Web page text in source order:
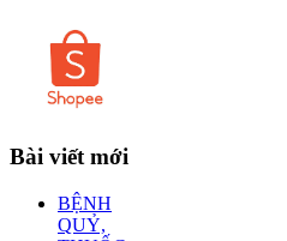
Bài viết mới
BỆNH
QUỶ,